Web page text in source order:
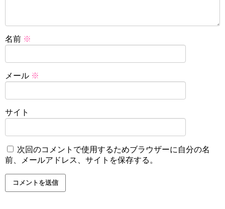
名前 ※
メール ※
サイト
次回のコメントで使用するためブラウザーに自分の名
前、メールアドレス、サイトを保存する。